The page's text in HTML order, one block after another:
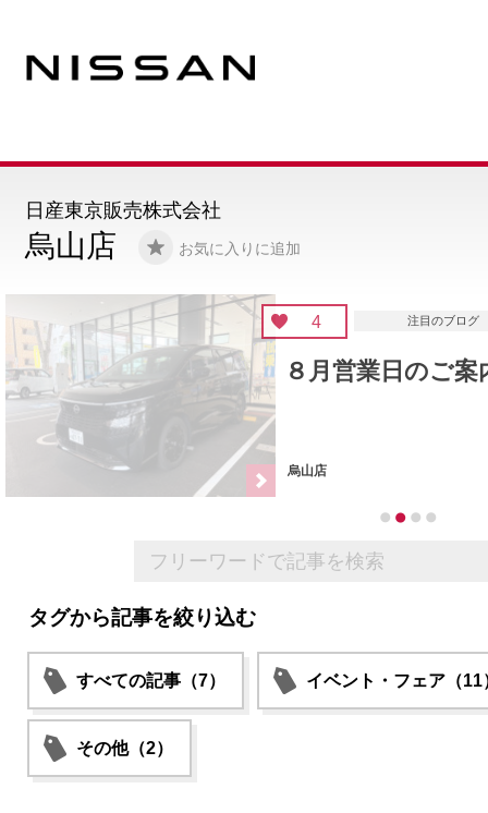
烏山店 お気に入りに追加
日産東京販売株式会社
4 注目のブログ
８月営業日のご案内🗓️
タグから記事を絞り込む
すべての記事（7） イベント・フェア（11
その他（2）